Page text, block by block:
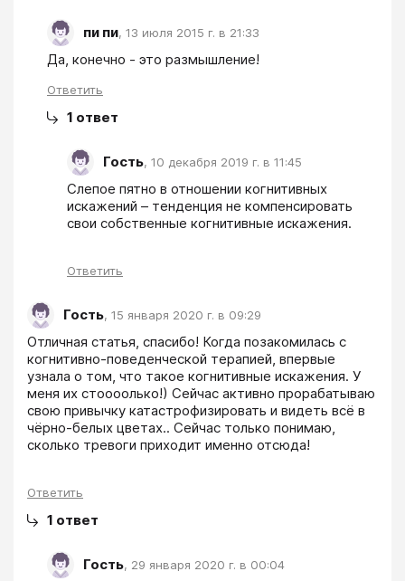
пи пи, 13 июля 2015 г. в 21:33
Да, конечно - это размышление!
Ответить
1 ответ
Гость, 10 декабря 2019 г. в 11:45
Слепое пятно в отношении когнитивных
искажений – тенденция не компенсировать
свои собственные когнитивные искажения.
Ответить
Гость, 15 января 2020 г. в 09:29
Отличная статья, спасибо! Когда позакомилась с
когнитивно-поведенческой терапией, впервые
узнала о том, что такое когнитивные искажения. У
меня их стоооолько!) Сейчас активно прорабатываю
свою привычку катастрофизировать и видеть всё в
чёрно-белых цветах.. Сейчас только понимаю,
сколько тревоги приходит именно отсюда!
Ответить
1 ответ
Гость, 29 января 2020 г. в 00:04